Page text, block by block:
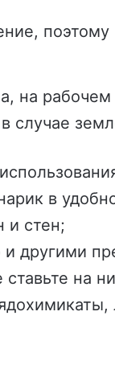
на
случае
в
и стен;
другими
на